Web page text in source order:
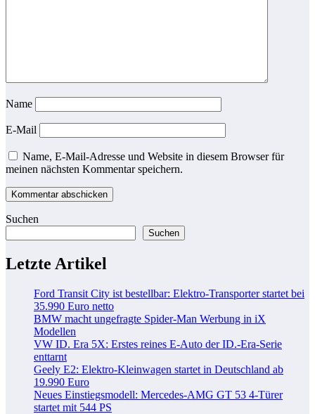
Name
E-Mail
Name, E-Mail-Adresse und Website in diesem Browser für
meinen nächsten Kommentar speichern.
Suchen
Suchen
Letzte Artikel
Ford Transit City ist bestellbar: Elektro-Transporter startet bei
35.990 Euro netto
BMW macht ungefragte Spider-Man Werbung in iX
Modellen
VW ID. Era 5X: Erstes reines E-Auto der ID.-Era-Serie
enttarnt
Geely E2: Elektro-Kleinwagen startet in Deutschland ab
19.990 Euro
Neues Einstiegsmodell: Mercedes-AMG GT 53 4-Türer
startet mit 544 PS